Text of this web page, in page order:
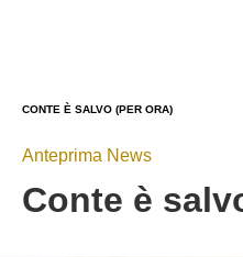
CONTE È SALVO (PER ORA)
Anteprima News
Conte è